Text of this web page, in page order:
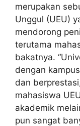
merupakan
Unggul (UEU)
mendorong
terutama
bakatnya.
dengan
dan
mahasiswa
akademik
pun sangat